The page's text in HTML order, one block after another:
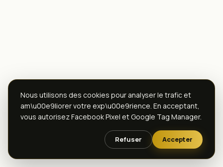
Nous utilisons des cookies pour analyser le trafic et
am\u00e9liorer votre exp\u00e9rience. En acceptant,
vous autorisez Facebook Pixel et Google Tag Manager.
Refuser Accepter